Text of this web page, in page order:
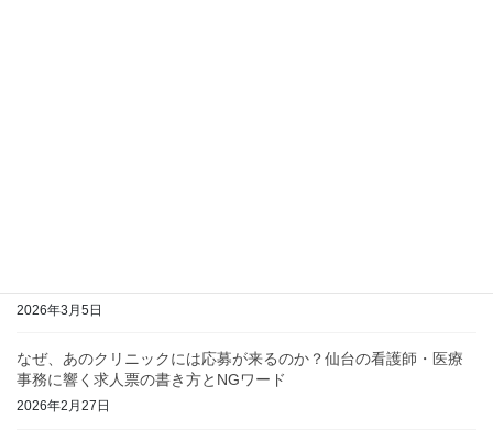
2026年3月5日
なぜ、あのクリニックには応募が来るのか？仙台の看護師・医療
事務に響く求人票の書き方とNGワード
2026年2月27日